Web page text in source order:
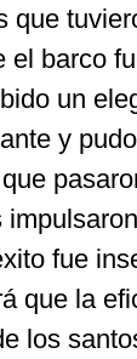
que
el barco
un
y
fue
que la
los